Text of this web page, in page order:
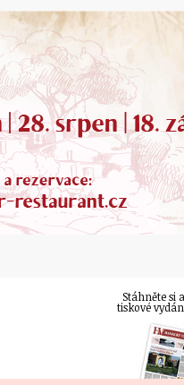
Stáhněte si
tiskové